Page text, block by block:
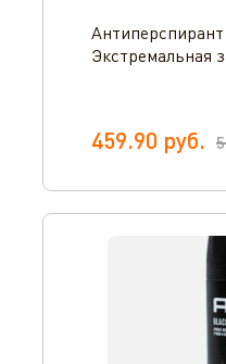
Экстремальная
459.90 руб.